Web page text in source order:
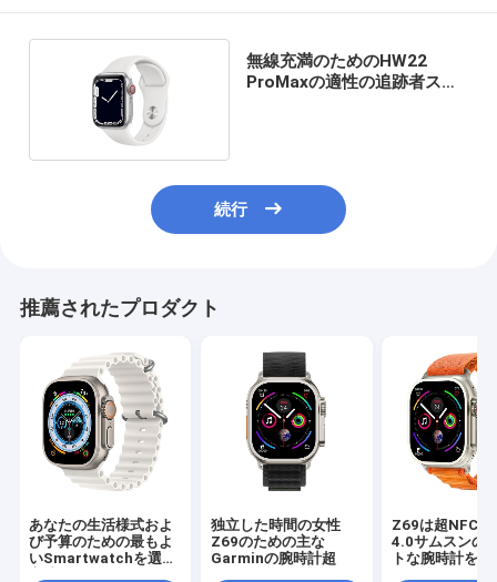
無線充満のためのHW22
ProMaxの適性の追跡者スマ
続行
推薦されたプロダクト
あなたの生活様式およ
び予算のための最もよ
いSmartwatchを選ぶ
独立した時間の女性
Z69のための主な
Garminの腕時計超
Z69は超NFC機
4.0サムスンの
トな腕時計を叫